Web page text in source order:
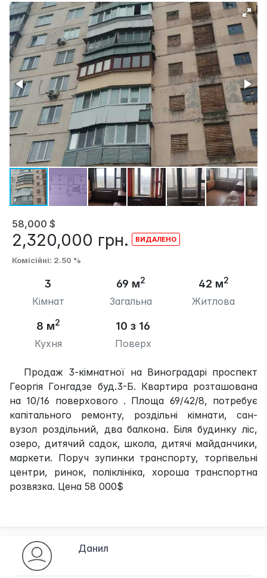
58,000 $
2,320,000 грн.
Комісійні: 2.50 %
3
Кімнат
69 м2
Загальна
42 м2
Житлова
8 м2
Кухня
10 з 16
Поверх
Продаж 3-кімнатної на Виноградарі проспект
Георгія Гонгадзе буд.3-Б. Квартира розташована
на 10/16 поверхового . Площа 69/42/8, потребує
капітального ремонту, роздільні кімнати, сан-
вузол роздільний, два балкона. Біля будинку ліс,
озеро, дитячий садок, школа, дитячі майданчики,
маркети. Поруч зупинки транспорту, торгівельні
центри, ринок, поліклініка, хороша транспортна
розвязка. Цена 58 000$
Данил